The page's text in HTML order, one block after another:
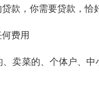
款，你需要贷款，恰
费用
卖菜的、个体户、